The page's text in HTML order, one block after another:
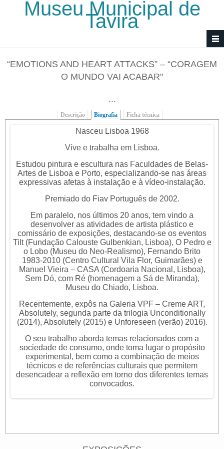
Passar para o conteúdo principal
Museu Municipal de
Tavira
“EMOTIONS AND HEART ATTACKS” – “CORAGEM
O MUNDO VAI ACABAR"
...
Descrição Biografia (separador ativo)
Ficha técnica
Nasceu Lisboa 1968
Vive e trabalha em Lisboa.
Estudou pintura e escultura nas Faculdades de Belas-
Artes de Lisboa e Porto, especializando-se nas áreas
expressivas afetas à instalação e à vídeo-instalação.
Premiado do Fiav Português de 2002.
Em paralelo, nos últimos 20 anos, tem vindo a
desenvolver as atividades de artista plástico e
comissário de exposições, destacando-se os eventos
Tilt (Fundação Calouste Gulbenkian, Lisboa), O Pedro e
o Lobo (Museu do Neo-Realismo), Fernando Brito
1983-2010 (Centro Cultural Vila Flor, Guimarães) e
Manuel Vieira – CASA (Cordoaria Nacional, Lisboa),
Sem Dó, com Ré (homenagem a Sá de Miranda),
Museu do Chiado, Lisboa.
Recentemente, expôs na Galeria VPF – Creme ART,
Absolutely, segunda parte da trilogia Unconditionally
(2014), Absolutely (2015) e Unforeseen (verão) 2016).
O seu trabalho aborda temas relacionados com a
sociedade de consumo, onde toma lugar o propósito
experimental, bem como a combinação de meios
técnicos e de referências culturais que permitem
desencadear a reflexão em torno dos diferentes temas
convocados.